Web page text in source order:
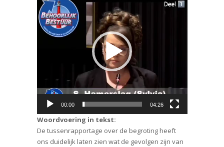
00:00 04:26
Woordvoering in tekst:
De tussenrapportage over de begroting heeft
ons duidelijk laten zien wat de gevolgen zijn van